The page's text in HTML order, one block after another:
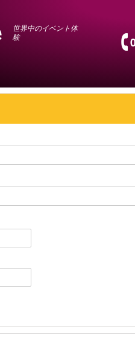
世界中のイベント体
験